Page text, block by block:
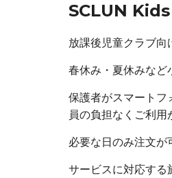
SCLUN Kids
放課後児童クラブ向
春休み・夏休みなど
保護者がスマートフ
員の負担なくご利用
必要な日のみ注文が
サービスに対応する